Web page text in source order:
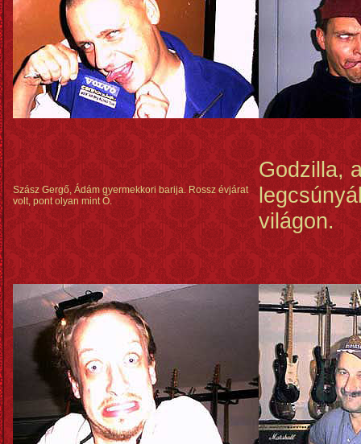
Szász Gergő, Ádám gyermekkori barija. Rossz évjárat
volt, pont olyan mint Ő.
Godzilla,
világon.